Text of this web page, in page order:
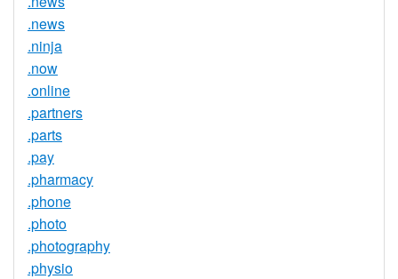
.news
.ninja
.now
.online
.partners
.parts
.pay
.pharmacy
.phone
.photo
.photography
.physio